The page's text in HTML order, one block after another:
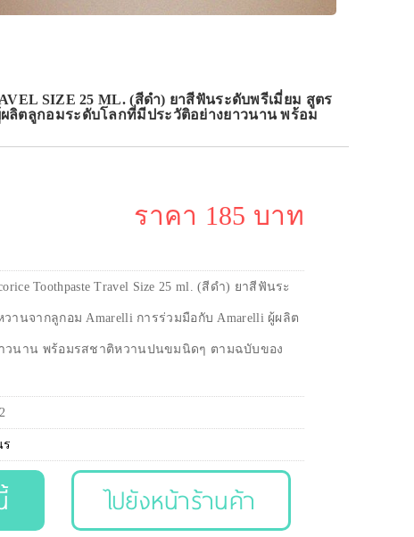
SIZE 25 ML. (สีดำ) ยาสีฟันระดับพรีเมี่ยม สูตร
ตลูกอมระดับโลกที่มีประวัติอย่างยาวนาน พร้อม
ราคา 185 บาท
Toothpaste Travel Size 25 ml. (สีดำ) ยาสีฟันระ
นจากลูกอม Amarelli การร่วมมือกับ Amarelli ผู้ผลิต
วนาน พร้อมรสชาติหวานปนขมนิดๆ ตามฉบับของ
ร
ไปยังหน้าร้านค้า